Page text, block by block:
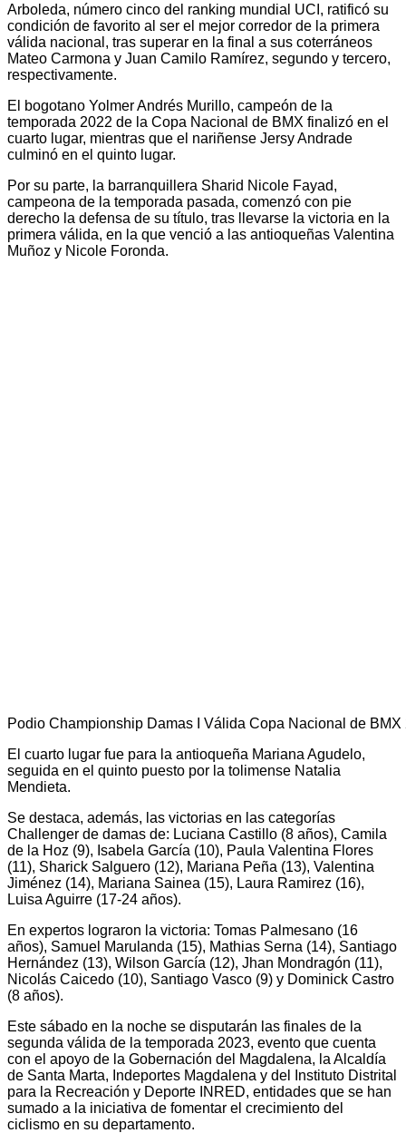
Arboleda, número cinco del ranking mundial UCI, ratificó su
condición de favorito al ser el mejor corredor de la primera
válida nacional, tras superar en la final a sus coterráneos
Mateo Carmona y Juan Camilo Ramírez, segundo y tercero,
respectivamente.
El bogotano Yolmer Andrés Murillo, campeón de la
temporada 2022 de la Copa Nacional de BMX finalizó en el
cuarto lugar, mientras que el nariñense Jersy Andrade
culminó en el quinto lugar.
Por su parte, la barranquillera Sharid Nicole Fayad,
campeona de la temporada pasada, comenzó con pie
derecho la defensa de su título, tras llevarse la victoria en la
primera válida, en la que venció a las antioqueñas Valentina
Muñoz y Nicole Foronda.
Podio Championship Damas I Válida Copa Nacional de BMX
El cuarto lugar fue para la antioqueña Mariana Agudelo,
seguida en el quinto puesto por la tolimense Natalia
Mendieta.
Se destaca, además, las victorias en las categorías
Challenger de damas de: Luciana Castillo (8 años), Camila
de la Hoz (9), Isabela García (10), Paula Valentina Flores
(11), Sharick Salguero (12), Mariana Peña (13), Valentina
Jiménez (14), Mariana Sainea (15), Laura Ramirez (16),
Luisa Aguirre (17-24 años).
En expertos lograron la victoria: Tomas Palmesano (16
años), Samuel Marulanda (15), Mathias Serna (14), Santiago
Hernández (13), Wilson García (12), Jhan Mondragón (11),
Nicolás Caicedo (10), Santiago Vasco (9) y Dominick Castro
(8 años).
Este sábado en la noche se disputarán las finales de la
segunda válida de la temporada 2023, evento que cuenta
con el apoyo de la Gobernación del Magdalena, la Alcaldía
de Santa Marta, Indeportes Magdalena y del Instituto Distrital
para la Recreación y Deporte INRED, entidades que se han
sumado a la iniciativa de fomentar el crecimiento del
ciclismo en su departamento.